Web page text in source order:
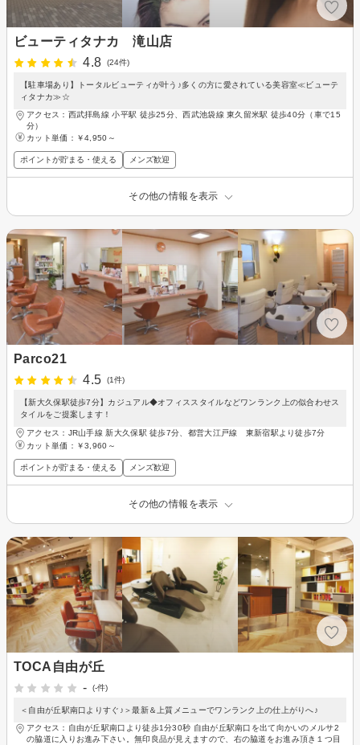
ビューティタナカ 滝山店
4.8
(24件)
【駐車場あり】トータルビューティが叶う♪多くの方に愛されている美容室≪ビューテ
ィタナカ≫☆
アクセス：西武拝島線 小平駅 徒歩25分、西武池袋線 東久留米駅 徒歩40分（車で15
分）
カット単価： ￥4,950～
ポイントが貯まる・使える メンズ歓迎
その他の情報を表示
Parco21
4.5
(1件)
【新大久保駅徒歩7分】カジュアル◆オフィススタイルなどワンランク上の似合わせス
タイルをご提案します！
アクセス：JR山手線 新大久保駅 徒歩7分、都営大江戸線 東新宿駅より徒歩7分
カット単価： ￥3,960～
ポイントが貯まる・使える メンズ歓迎
その他の情報を表示
TOCA自由が丘
-
(-件)
＜自由が丘駅南口よりすぐ♪＞最新＆上質メニューでワンランク上の仕上がりへ♪
アクセス：自由が丘駅南口より徒歩1分30秒 自由が丘駅南口を出て向かいのメルサ2
の脇道に入りお進み下さい。無印良品が見えますので、右の脇道をお進み頂き１つ目